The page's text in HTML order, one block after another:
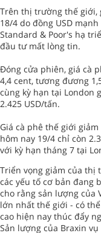
Trên thị trường thế giới,
18/4 do đồng USD
Standard & Poor's hạ
đầu tư mất lòng tin.
Đóng cửa phiên, giá cà
4,4 cent, tương đương
cùng kỳ hạn tại London
2.425 USD/tấn.
Giá cà phê thế giới
hôm nay 19/4 chỉ còn
với kỳ hạn tháng 7 tại
Triển vọng giảm của
các yếu tố cơ bản đang
cho rằng sản lượng của
lớn nhất thế giới - có
cao hiện nay thúc đẩy
Sản lượng của Braxin